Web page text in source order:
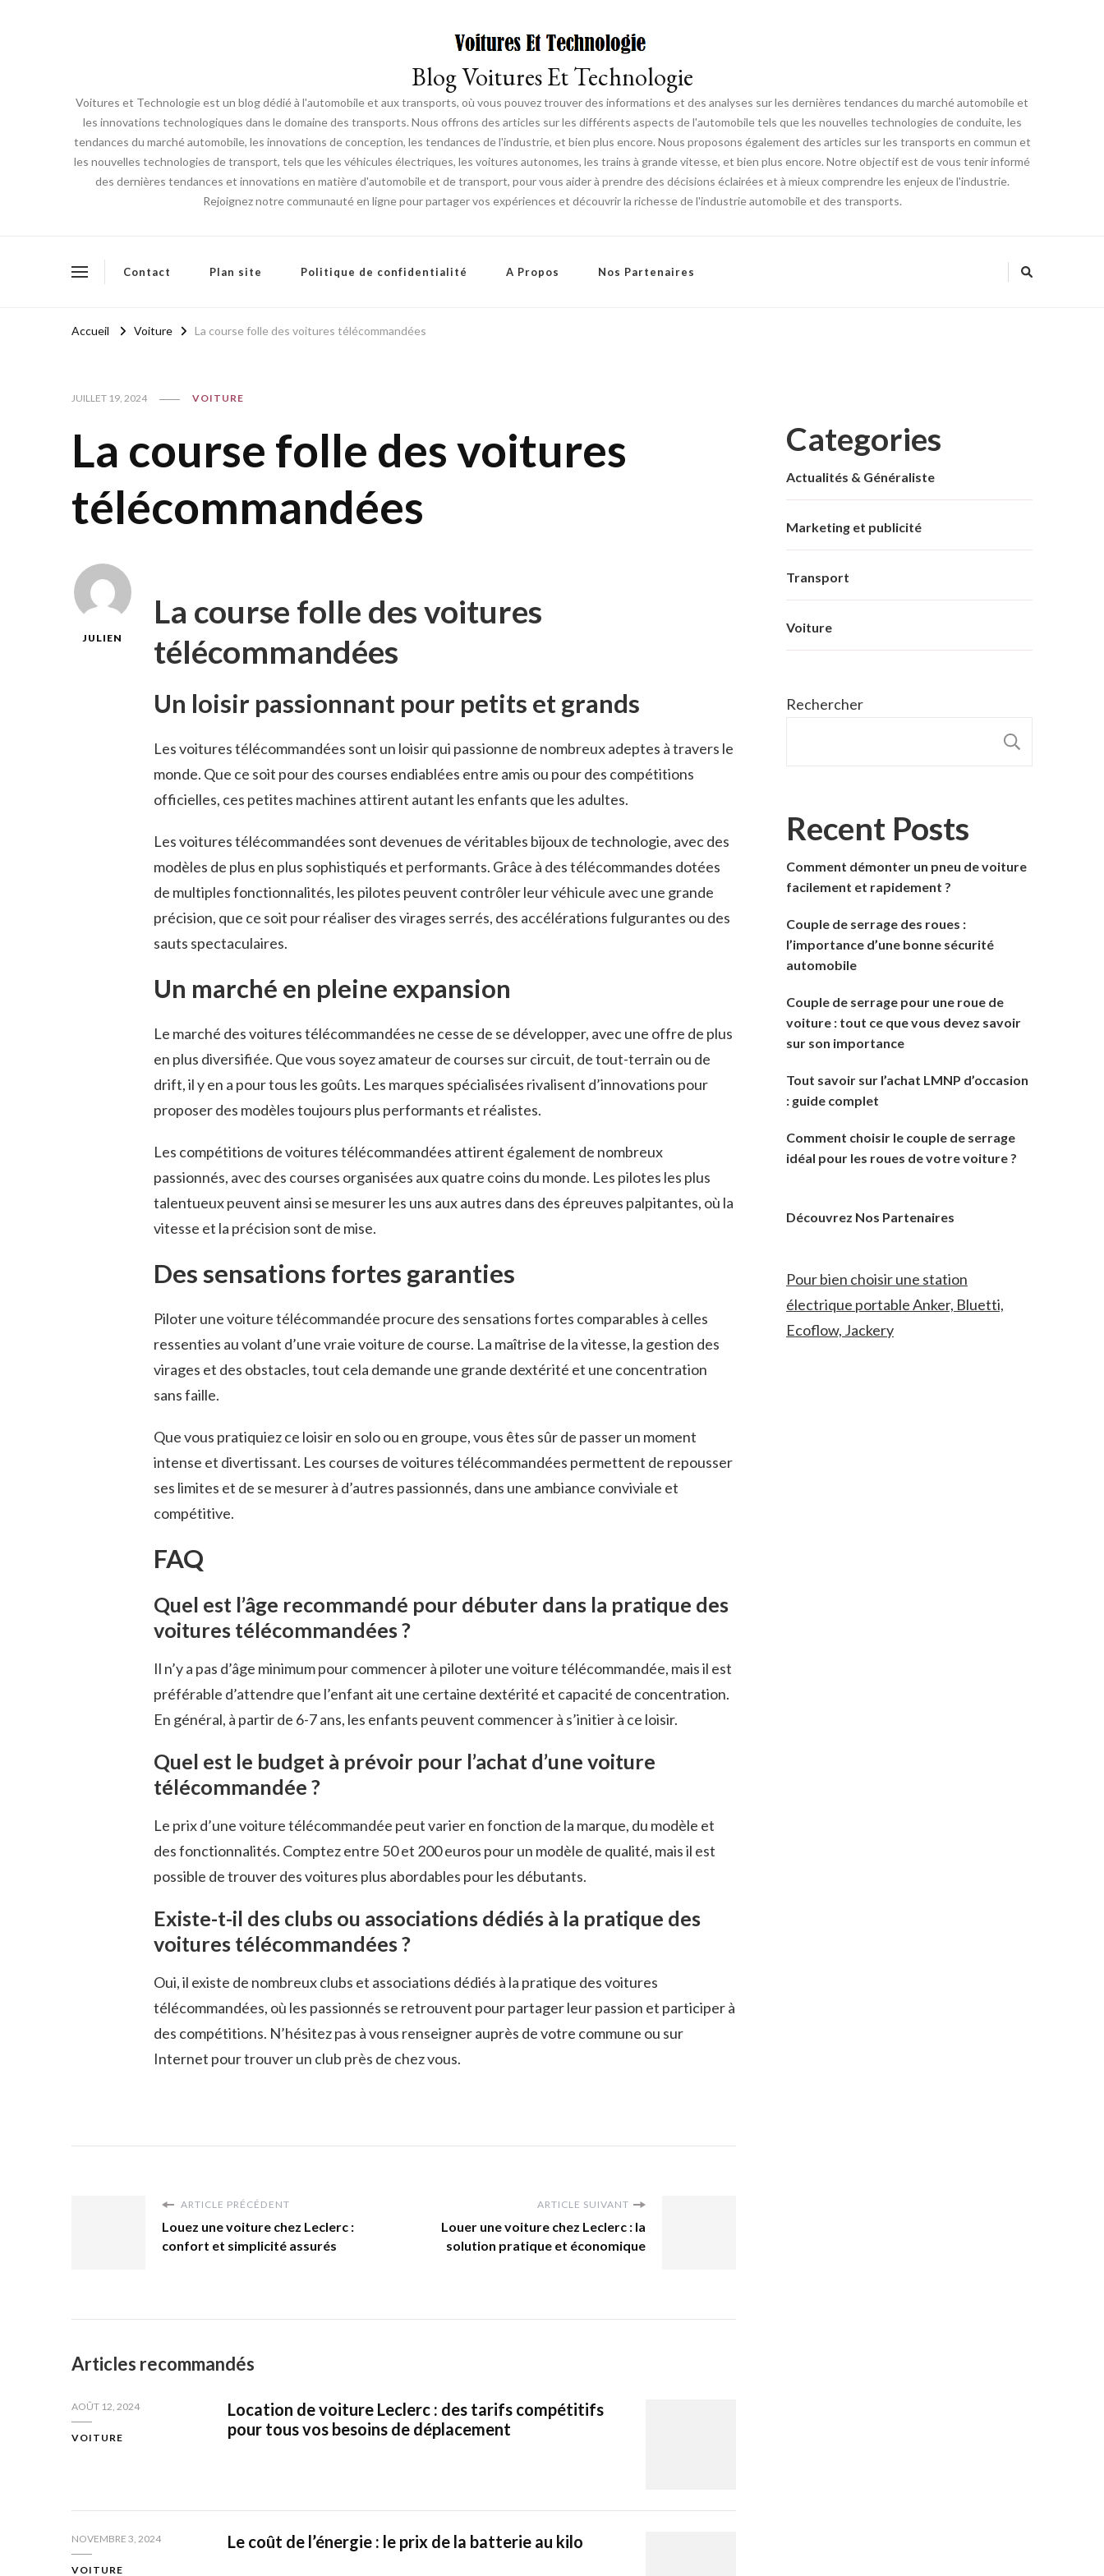
Blog Voitures Et Technologie
Voitures et Technologie est un blog dédié à l'automobile et aux transports, où vous pouvez trouver des informations et des analyses sur les dernières tendances du marché automobile et
les innovations technologiques dans le domaine des transports. Nous offrons des articles sur les différents aspects de l'automobile tels que les nouvelles technologies de conduite, les
tendances du marché automobile, les innovations de conception, les tendances de l'industrie, et bien plus encore. Nous proposons également des articles sur les transports en commun et
les nouvelles technologies de transport, tels que les véhicules électriques, les voitures autonomes, les trains à grande vitesse, et bien plus encore. Notre objectif est de vous tenir informé
des dernières tendances et innovations en matière d'automobile et de transport, pour vous aider à prendre des décisions éclairées et à mieux comprendre les enjeux de l'industrie.
Rejoignez notre communauté en ligne pour partager vos expériences et découvrir la richesse de l'industrie automobile et des transports.
Contact Plan site Politique de confidentialité A Propos Nos Partenaires
Accueil Voiture La course folle des voitures télécommandées
JUILLET 19, 2024 VOITURE
La course folle des voitures
télécommandées
JULIEN
La course folle des voitures
télécommandées
Un loisir passionnant pour petits et grands
Les voitures télécommandées sont un loisir qui passionne de nombreux adeptes à travers le
monde. Que ce soit pour des courses endiablées entre amis ou pour des compétitions
officielles, ces petites machines attirent autant les enfants que les adultes.
Les voitures télécommandées sont devenues de véritables bijoux de technologie, avec des
modèles de plus en plus sophistiqués et performants. Grâce à des télécommandes dotées
de multiples fonctionnalités, les pilotes peuvent contrôler leur véhicule avec une grande
précision, que ce soit pour réaliser des virages serrés, des accélérations fulgurantes ou des
sauts spectaculaires.
Un marché en pleine expansion
Le marché des voitures télécommandées ne cesse de se développer, avec une offre de plus
en plus diversifiée. Que vous soyez amateur de courses sur circuit, de tout-terrain ou de
drift, il y en a pour tous les goûts. Les marques spécialisées rivalisent d’innovations pour
proposer des modèles toujours plus performants et réalistes.
Les compétitions de voitures télécommandées attirent également de nombreux
passionnés, avec des courses organisées aux quatre coins du monde. Les pilotes les plus
talentueux peuvent ainsi se mesurer les uns aux autres dans des épreuves palpitantes, où la
vitesse et la précision sont de mise.
Des sensations fortes garanties
Piloter une voiture télécommandée procure des sensations fortes comparables à celles
ressenties au volant d’une vraie voiture de course. La maîtrise de la vitesse, la gestion des
virages et des obstacles, tout cela demande une grande dextérité et une concentration
sans faille.
Que vous pratiquiez ce loisir en solo ou en groupe, vous êtes sûr de passer un moment
intense et divertissant. Les courses de voitures télécommandées permettent de repousser
ses limites et de se mesurer à d’autres passionnés, dans une ambiance conviviale et
compétitive.
FAQ
Quel est l’âge recommandé pour débuter dans la pratique des
voitures télécommandées ?
Il n’y a pas d’âge minimum pour commencer à piloter une voiture télécommandée, mais il est
préférable d’attendre que l’enfant ait une certaine dextérité et capacité de concentration.
En général, à partir de 6-7 ans, les enfants peuvent commencer à s’initier à ce loisir.
Quel est le budget à prévoir pour l’achat d’une voiture
télécommandée ?
Le prix d’une voiture télécommandée peut varier en fonction de la marque, du modèle et
des fonctionnalités. Comptez entre 50 et 200 euros pour un modèle de qualité, mais il est
possible de trouver des voitures plus abordables pour les débutants.
Existe-t-il des clubs ou associations dédiés à la pratique des
voitures télécommandées ?
Oui, il existe de nombreux clubs et associations dédiés à la pratique des voitures
télécommandées, où les passionnés se retrouvent pour partager leur passion et participer à
des compétitions. N’hésitez pas à vous renseigner auprès de votre commune ou sur
Internet pour trouver un club près de chez vous.
ARTICLE PRÉCÉDENT
Louez une voiture chez Leclerc :
confort et simplicité assurés
ARTICLE SUIVANT
Louer une voiture chez Leclerc : la
solution pratique et économique
Articles recommandés
AOÛT 12, 2024
VOITURE
Location de voiture Leclerc : des tarifs compétitifs
pour tous vos besoins de déplacement
NOVEMBRE 3, 2024
VOITURE
Le coût de l’énergie : le prix de la batterie au kilo
Categories
Actualités & Généraliste
Marketing et publicité
Transport
Voiture
Rechercher
Recent Posts
Comment démonter un pneu de voiture
facilement et rapidement ?
Couple de serrage des roues :
l’importance d’une bonne sécurité
automobile
Couple de serrage pour une roue de
voiture : tout ce que vous devez savoir
sur son importance
Tout savoir sur l’achat LMNP d’occasion
: guide complet
Comment choisir le couple de serrage
idéal pour les roues de votre voiture ?
Découvrez Nos Partenaires
Pour bien choisir une station
électrique portable Anker, Bluetti,
Ecoflow, Jackery